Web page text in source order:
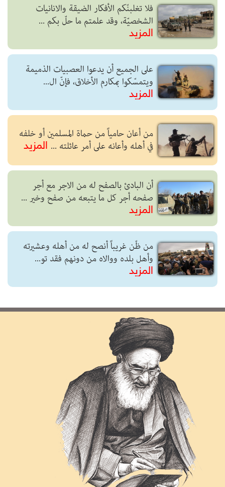
فلا تغلبنّكم الأفكار الضيقة والانانيات
الشخصيّة، وقد علمتم ما حلّ بكم ...
المزيد
على الجميع أن يدعوا العصبيات الذميمة
ويتمسّكوا بمكارم الأخلاق، فإنّ ال...
المزيد
من أعان حامياً من حماة المسلمين أو خلفه
في أهله وأعانه على أمر عائلته ... المزيد
أن البادئ بالصفح له من الاجر مع أجر
صفحه أجر كل ما يتبعه من صفح وخير ...
المزيد
من ظّن غريباً أنصح له من أهله وعشيرته
وأهل بلده ووالاه من دونهم فقد تو...
المزيد